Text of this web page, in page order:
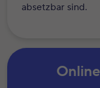
absetzbar sind.